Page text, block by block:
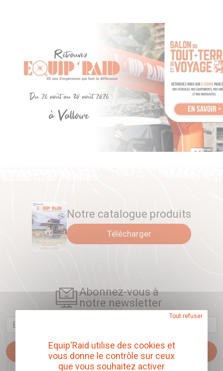
Notre catalogue produits
Télécharger
Abonnez-vous à
notre newsletter
Email
Je m'abonne
Equip'Raid utilise des cookies et
vous donne le contrôle sur ceux
que vous souhaitez activer
Tout refuser